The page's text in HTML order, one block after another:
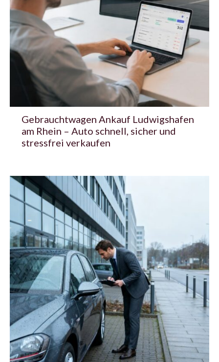
Gebrauchtwagen Ankauf Ludwigshafen
am Rhein – Auto schnell, sicher und
stressfrei verkaufen